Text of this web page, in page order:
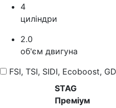
4
циліндри
2.0
об'єм двигуна
FSI, TSI, SIDI, Ecoboost,
STAG
Преміум